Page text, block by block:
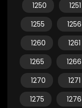
1250
1251
1255
1256
1260
1261
1265
1266
1270
1271
1275
1276